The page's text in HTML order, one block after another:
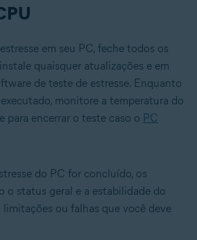
em seu PC, feche todos os
quaisquer atualizações e em
de teste de estresse. Enquanto
monitore a temperatura do
para encerrar o teste caso o PC
do PC for concluído, os
o status geral e a estabilidade do
limitações ou falhas que você deve